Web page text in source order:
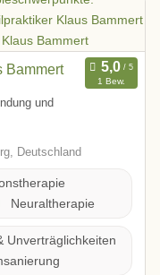
Bammert
1 Bew.
und
Deutschland
Neuraltherapie
Unverträglichkeiten